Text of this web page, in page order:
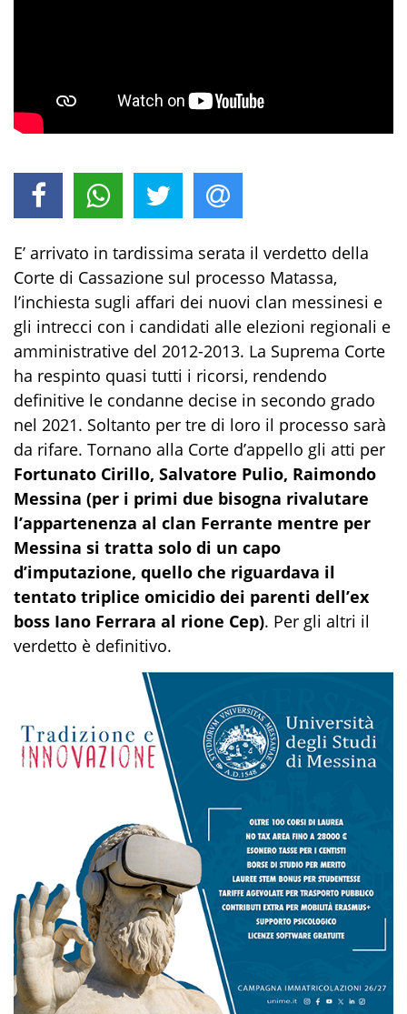
E’ arrivato in tardissima serata il verdetto della
Corte di Cassazione sul processo Matassa,
l’inchiesta sugli affari dei nuovi clan messinesi e
gli intrecci con i candidati alle elezioni regionali e
amministrative del 2012-2013. La Suprema Corte
ha respinto quasi tutti i ricorsi, rendendo
definitive le condanne decise in secondo grado
nel 2021. Soltanto per tre di loro il processo sarà
da rifare. Tornano alla Corte d’appello gli atti per
Fortunato Cirillo, Salvatore Pulio, Raimondo
Messina (per i primi due bisogna rivalutare
l’appartenenza al clan Ferrante mentre per
Messina si tratta solo di un capo
d’imputazione, quello che riguardava il
tentato triplice omicidio dei parenti dell’ex
boss Iano Ferrara al rione Cep). Per gli altri il
verdetto è definitivo.